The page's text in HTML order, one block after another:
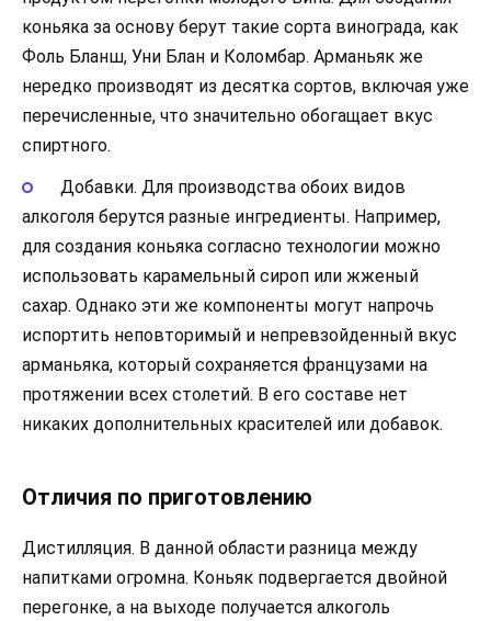
коньяка за основу берут такие сорта винограда, как
Фоль Бланш, Уни Блан и Коломбар. Арманьяк же
нередко производят из десятка сортов, включая уже
перечисленные, что значительно обогащает вкус
спиртного.
Добавки. Для производства обоих видов
алкоголя берутся разные ингредиенты. Например,
для создания коньяка согласно технологии можно
использовать карамельный сироп или жженый
сахар. Однако эти же компоненты могут напрочь
испортить неповторимый и непревзойденный вкус
арманьяка, который сохраняется французами на
протяжении всех столетий. В его составе нет
никаких дополнительных красителей или добавок.
Отличия по приготовлению
Дистилляция. В данной области разница между
напитками огромна. Коньяк подвергается двойной
перегонке, а на выходе получается алкоголь